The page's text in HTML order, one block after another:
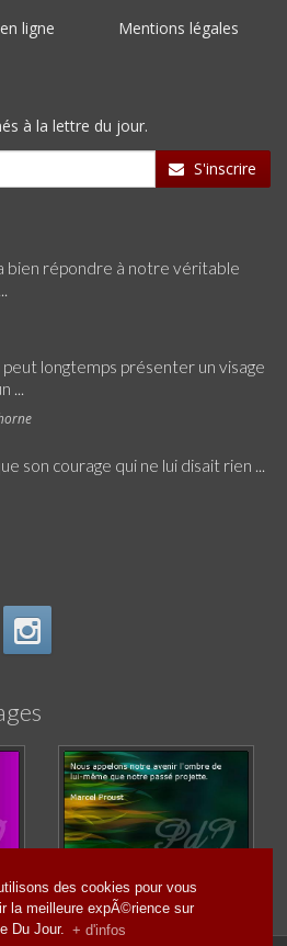
des cookies pour vous
la meilleure expÃ©rience sur
Du Jour. + d'infos
ligne Mentions légales
à la lettre du jour.
S'inscrire
bien répondre à notre véritable
longtemps présenter un visage
...
son courage qui ne lui disait rien ...